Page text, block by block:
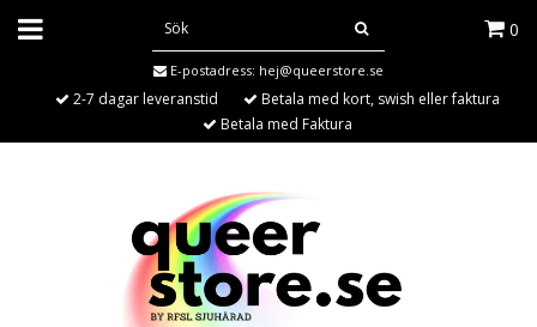
0
E-postadress: hej@queerstore.se
2-7 dagar leveranstid
Betala med kort, swish eller faktura
Betala med Faktura